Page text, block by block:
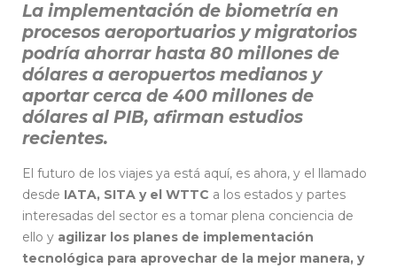
La implementación de biometría en
procesos aeroportuarios y migratorios
podría ahorrar hasta 80 millones de
dólares a aeropuertos medianos y
aportar cerca de 400 millones de
dólares al PIB, afirman estudios
recientes.
El futuro de los viajes ya está aquí, es ahora, y el llamado
desde IATA, SITA y el WTTC a los estados y partes
interesadas del sector es a tomar plena conciencia de
ello y agilizar los planes de implementación
tecnológica para aprovechar de la mejor manera, y